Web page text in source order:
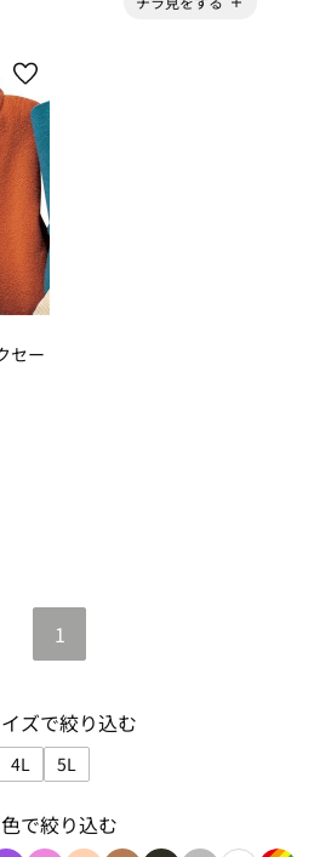
セー
1
ズで絞り込む
: L
り込み: LL
ズで絞り込み: 3L
4L
サイズで絞り込み: 4L
5L
サイズで絞り込み: 5L
色で絞り込む